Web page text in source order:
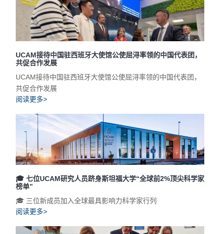
UCAM接待中国驻西班牙大使馆公使屈浔率领的中国代表团，
共促合作发展
UCAM接待中国驻西班牙大使馆公使屈浔率领的中国代表团，
共促合作发展
阅读更多>
🎓 七位UCAM研究人员跻身斯坦福大学“全球前2%顶尖科学家
榜单”
🎓 三位新成员加入全球最具影响力科学家行列
阅读更多>